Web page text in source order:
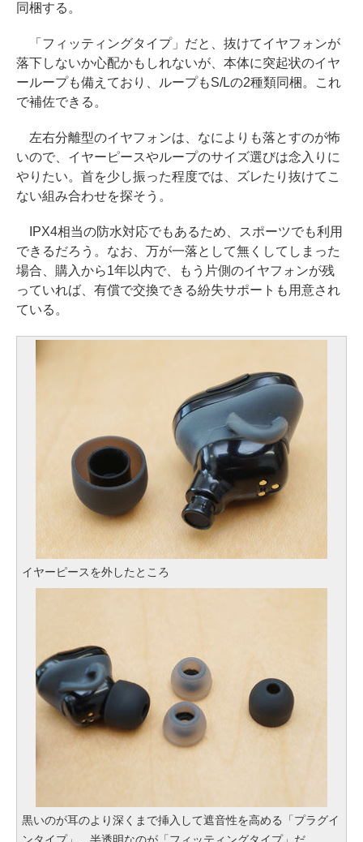
同梱する。
「フィッティングタイプ」だと、抜けてイヤフォンが
落下しないか心配かもしれないが、本体に突起状のイヤ
ーループも備えており、ループもS/Lの2種類同梱。これ
で補佐できる。
左右分離型のイヤフォンは、なによりも落とすのが怖
いので、イヤーピースやループのサイズ選びは念入りに
やりたい。首を少し振った程度では、ズレたり抜けてこ
ない組み合わせを探そう。
IPX4相当の防水対応でもあるため、スポーツでも利用
できるだろう。なお、万が一落として無くしてしまった
場合、購入から1年以内で、もう片側のイヤフォンが残
っていれば、有償で交換できる紛失サポートも用意され
ている。
イヤーピースを外したところ
黒いのが耳のより深くまで挿入して遮音性を高める「プラグイ